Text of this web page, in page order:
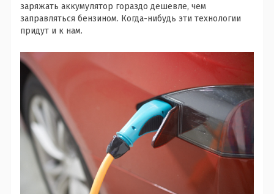
заряжать аккумулятор гораздо дешевле, чем
заправляться бензином. Когда-нибудь эти технологии
придут и к нам.